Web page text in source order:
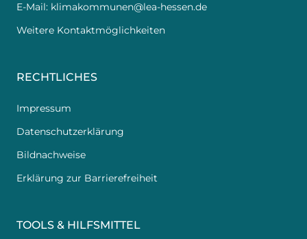
E-Mail: klimakommunen@lea-hessen.de
Weitere Kontaktmöglichkeiten
RECHTLICHES
Impressum
Datenschutzerklärung
Bildnachweise
Erklärung zur Barrierefreiheit
TOOLS & HILFSMITTEL